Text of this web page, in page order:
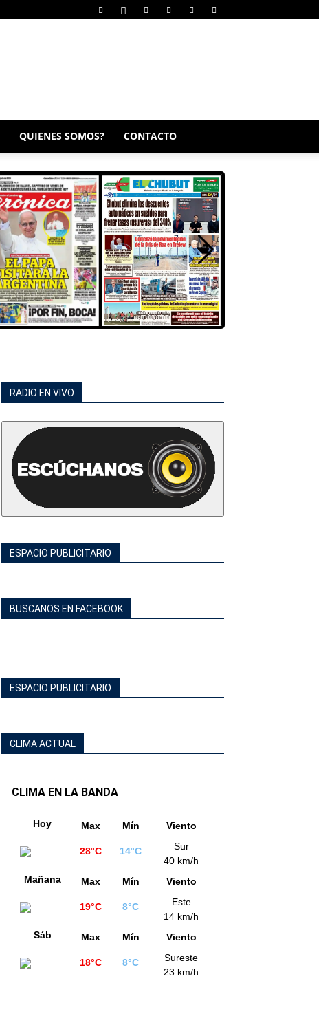
QUIENES SOMOS? CONTACTO
RADIO EN VIVO
ESPACIO PUBLICITARIO
BUSCANOS EN FACEBOOK
ESPACIO PUBLICITARIO
CLIMA ACTUAL
CLIMA EN LA BANDA
Hoy Max Mín Viento
28°C 14°C
Sur
40 km/h
Mañana
Max Mín Viento
19°C 8°C
Este
14 km/h
Sáb
Max Mín Viento
18°C 8°C
Sureste
23 km/h